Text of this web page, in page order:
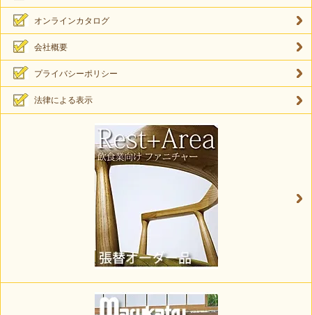
オンラインカタログ
会社概要
プライバシーポリシー
法律による表示